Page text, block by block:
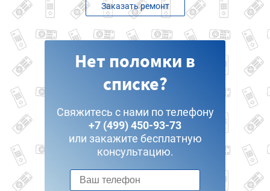
Заказать ремонт
Нет поломки в
списке?
Свяжитесь с нами по телефону
+7 (499) 450-93-73
или закажите бесплатную
консультацию.